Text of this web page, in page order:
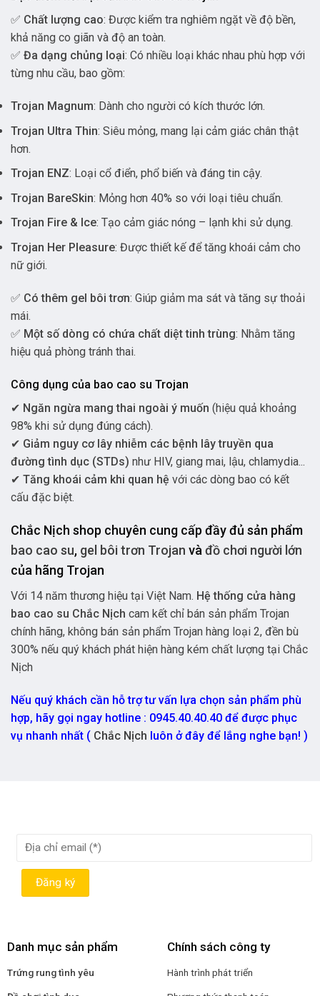
✅ Chất lượng cao: Được kiểm tra nghiêm ngặt về độ bền,
khả năng co giãn và độ an toàn.
✅ Đa dạng chủng loại: Có nhiều loại khác nhau phù hợp với
từng nhu cầu, bao gồm:
Trojan Magnum: Dành cho người có kích thước lớn.
Trojan Ultra Thin: Siêu mỏng, mang lại cảm giác chân thật
hơn.
Trojan ENZ: Loại cổ điển, phổ biến và đáng tin cậy.
Trojan BareSkin: Mỏng hơn 40% so với loại tiêu chuẩn.
Trojan Fire & Ice: Tạo cảm giác nóng – lạnh khi sử dụng.
Trojan Her Pleasure: Được thiết kế để tăng khoái cảm cho
nữ giới.
✅ Có thêm gel bôi trơn: Giúp giảm ma sát và tăng sự thoải
mái.
✅ Một số dòng có chứa chất diệt tinh trùng: Nhằm tăng
hiệu quả phòng tránh thai.
Công dụng của bao cao su Trojan
✔ Ngăn ngừa mang thai ngoài ý muốn (hiệu quả khoảng
98% khi sử dụng đúng cách).
✔ Giảm nguy cơ lây nhiễm các bệnh lây truyền qua
đường tình dục (STDs) như HIV, giang mai, lậu, chlamydia...
✔ Tăng khoái cảm khi quan hệ với các dòng bao có kết
cấu đặc biệt.
Chắc Nịch shop chuyên cung cấp đầy đủ sản phẩm
bao cao su, gel bôi trơn Trojan vàđồ chơi người lớn
của hãng Trojan
Với 14 năm thương hiệu tại Việt Nam. Hệ thống cửa hàng
bao cao su Chắc Nịch cam kết chỉ bán sản phẩm Trojan
chính hãng, không bán sản phẩm Trojan hàng loại 2, đền bù
300% nếu quý khách phát hiện hàng kém chất lượng tại Chắc
Nịch
Nếu quý khách cần hỗ trợ tư vấn lựa chọn sản phẩm phù
hợp, hãy gọi ngay hotline : 0945.40.40.40 để được phục
vụ nhanh nhất ( Chắc Nịch luôn ở đây để lắng nghe bạn! )
Danh mục sản phẩm
Trứng rung tình yêu
Chính sách công ty
Hành trình phát triển